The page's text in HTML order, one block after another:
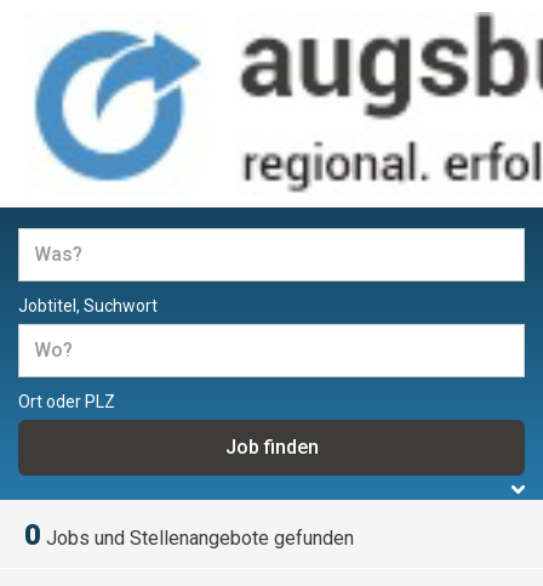
Jobs und Stellenangebote in
Augsburg
Jobtitel, Suchwort
Ort oder PLZ
0 Jobs und Stellenangebote gefunden